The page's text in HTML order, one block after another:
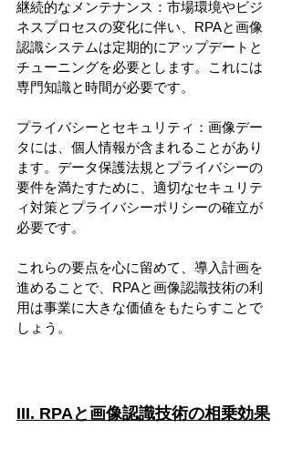
継続的なメンテナンス：市場環境やビジ
ネスプロセスの変化に伴い、RPAと画像
認識システムは定期的にアップデートと
チューニングを必要とします。これには
専門知識と時間が必要です。
プライバシーとセキュリティ：画像デー
タには、個人情報が含まれることがあり
ます。データ保護法規とプライバシーの
要件を満たすために、適切なセキュリテ
ィ対策とプライバシーポリシーの確立が
必要です。
これらの要点を心に留めて、導入計画を
進めることで、RPAと画像認識技術の利
用は事業に大きな価値をもたらすことで
しょう。
III. RPAと画像認識技術の相乗効果